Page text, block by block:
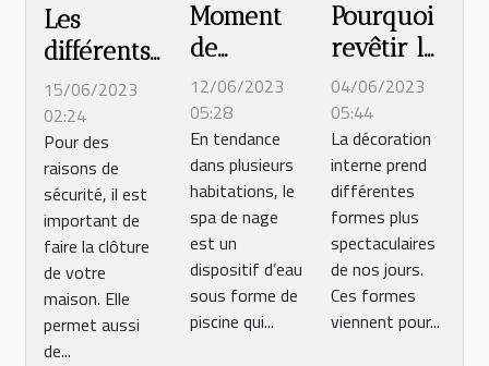
Les
différents
types de
clôture et
les
matériaux
à
privilégier
15/06/2023
02:24
Pour des
raisons de
sécurité, il est
important de
faire la clôture
de votre
maison. Elle
permet aussi
de...
Moment
de
détentes :
Pourquoi
devez-
vous
utiliser le
spa de
nage ?
12/06/2023
05:28
En tendance
dans plusieurs
habitations, le
spa de nage
est un
dispositif d’eau
sous forme de
piscine qui...
Pourquoi
revêtir le
sol de
votre
domicile
en PVC ?
04/06/2023
05:44
La décoration
interne prend
différentes
formes plus
spectaculaires
de nos jours.
Ces formes
viennent pour...